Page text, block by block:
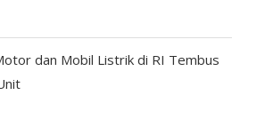
dan Mobil Listrik di RI Tembus